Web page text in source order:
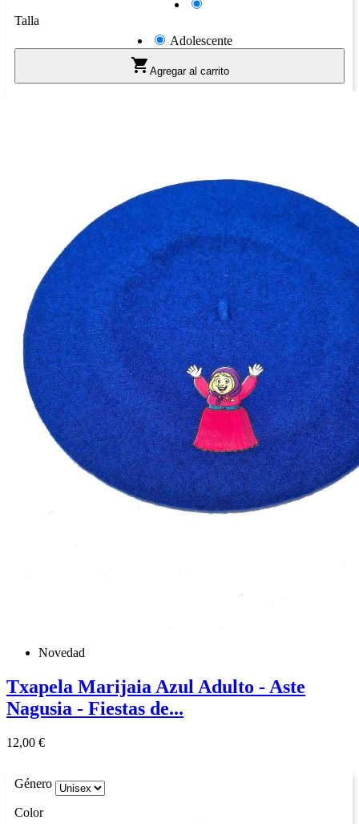
Talla
Adolescente
 Agregar al carrito
Novedad
Txapela Marijaia Azul Adulto - Aste
Nagusia - Fiestas de...
Precio
12,00 €
Género
Color